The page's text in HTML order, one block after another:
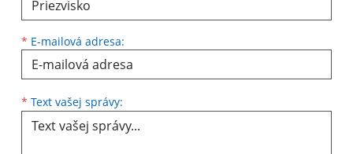
* E-mailová adresa:
* Text vašej správy: